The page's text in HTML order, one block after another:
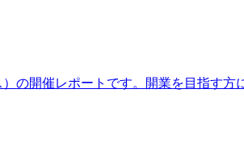
の開催レポートです。開業を目指す